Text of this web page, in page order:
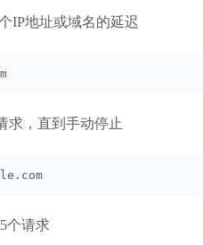
IP地址或域名的延迟
求，直到手动停止
个请求